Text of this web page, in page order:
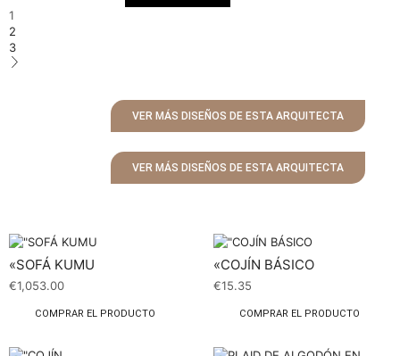
1
2
3
VER MÁS DISEÑOS DE ESTA ARQUITECTA
VER MÁS DISEÑOS DE ESTA ARQUITECTA
«SOFÁ KUMU
€1,053.00
COMPRAR EL PRODUCTO
«COJÍN BÁSICO
€15.35
COMPRAR EL PRODUCTO